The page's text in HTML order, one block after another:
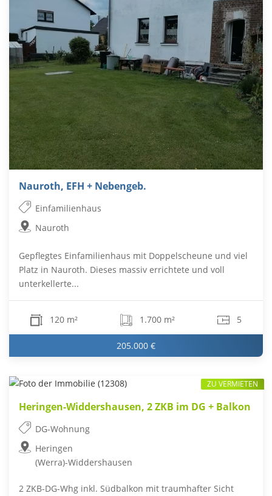
Nauroth, EFH + Nebengeb.
Einfamilienhaus
Nauroth
Gepflegtes Einfamilienhaus mit Doppelscheune und viel
Platz in Nauroth. Dieses massiv errichtete und voll
unterkellerte...
120 m² 1.700 m² 5
205.000 €
Heringen-Widdershausen, 2 ZKB im DG + Balkon
DG-Wohnung
Heringen
(Werra)-Widdershausen
2 ZKB-DG-Whg inkl. Südbalkon mit traumhafter Sicht
ZU VERMIETEN